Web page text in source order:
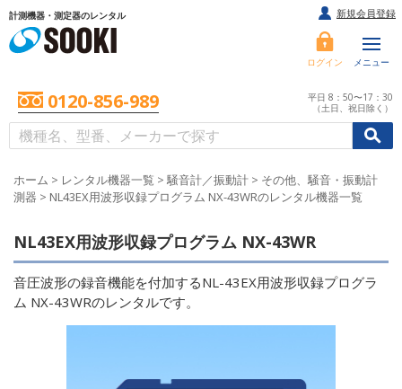
計測機器・測定器のレンタル
ログイン メニュー
0120-856-989
平日 8：50〜17：30
（土日、祝日除く）
//
新規会員登録
ホーム > レンタル機器一覧 > 騒音計／振動計 > その他、騒音・振動計
測器 > NL43EX用波形収録プログラム NX-43WRのレンタル機器一覧
NL43EX用波形収録プログラム NX-43WR
音圧波形の録音機能を付加するNL-43EX用波形収録プログラ
ム NX-43WRのレンタルです。